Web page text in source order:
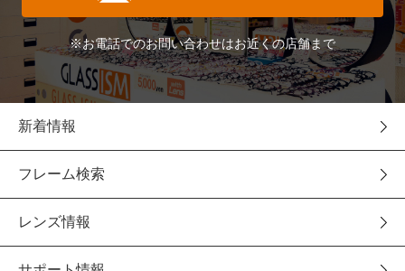
※お電話でのお問い合わせはお近くの店舗まで
新着情報
フレーム検索
レンズ情報